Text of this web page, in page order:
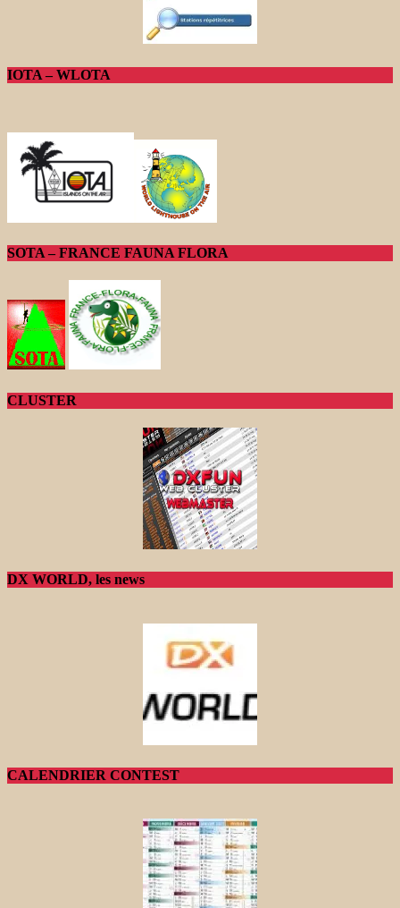
IOTA – WLOTA
SOTA – FRANCE FAUNA FLORA
CLUSTER
DX WORLD, les news
CALENDRIER CONTEST